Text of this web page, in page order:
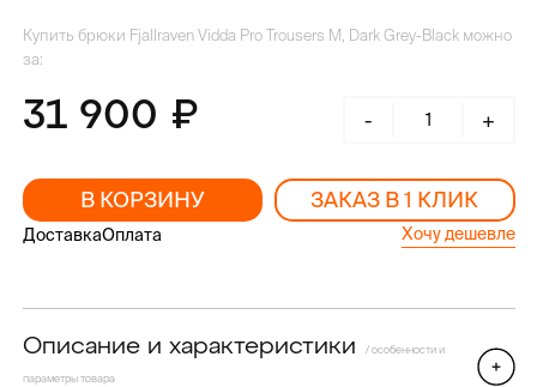
Купить брюки Fjallraven Vidda Pro Trousers M, Dark Grey-Black можно
за:
31 900 - +
В КОРЗИНУ ЗАКАЗ В 1 КЛИК
ДоставкаОплата Хочу дешевле
Описание и характеристики / особенности и
параметры товара